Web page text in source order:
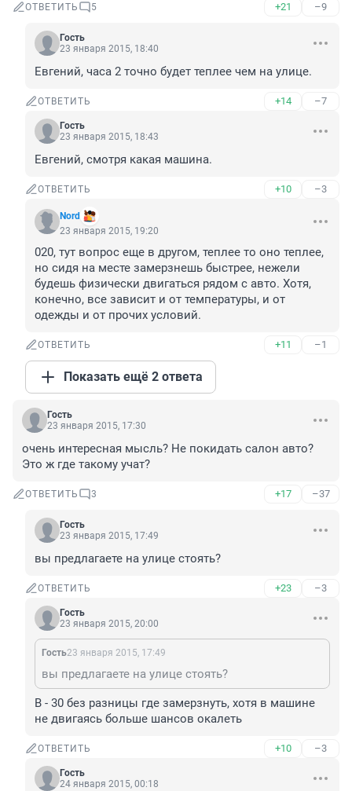
ОТВЕТИТЬ 5 +21 –9
Гость
23 января 2015, 18:40
Евгений, часа 2 точно будет теплее чем на улице.
ОТВЕТИТЬ +14 –7
Гость
23 января 2015, 18:43
Евгений, смотря какая машина.
ОТВЕТИТЬ +10 –3
Nord
23 января 2015, 19:20
020, тут вопрос еще в другом, теплее то оно теплее,
но сидя на месте замерзнешь быстрее, нежели
будешь физически двигаться рядом с авто. Хотя,
конечно, все зависит и от температуры, и от
одежды и от прочих условий.
ОТВЕТИТЬ +11 –1
Показать ещё 2 ответа
Гость
23 января 2015, 17:30
очень интересная мысль? Не покидать салон авто?
Это ж где такому учат?
ОТВЕТИТЬ 3 +17 –37
Гость
23 января 2015, 17:49
вы предлагаете на улице стоять?
ОТВЕТИТЬ +23 –3
Гость
23 января 2015, 20:00
Гость23 января 2015, 17:49
вы предлагаете на улице стоять?
В - 30 без разницы где замерзнуть, хотя в машине
не двигаясь больше шансов окалеть
ОТВЕТИТЬ +10 –3
Гость
24 января 2015, 00:18